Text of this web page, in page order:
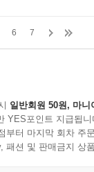
6 7
일반회원 50원, 마니
YES포인트 지급됩니
부터 마지막 회차 주
패션 및 판매금지 상